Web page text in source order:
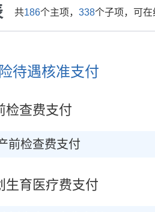
共186个主项， 338个子项，可在
待遇核准支付
检查费支付
前检查费支付
生育医疗费支付